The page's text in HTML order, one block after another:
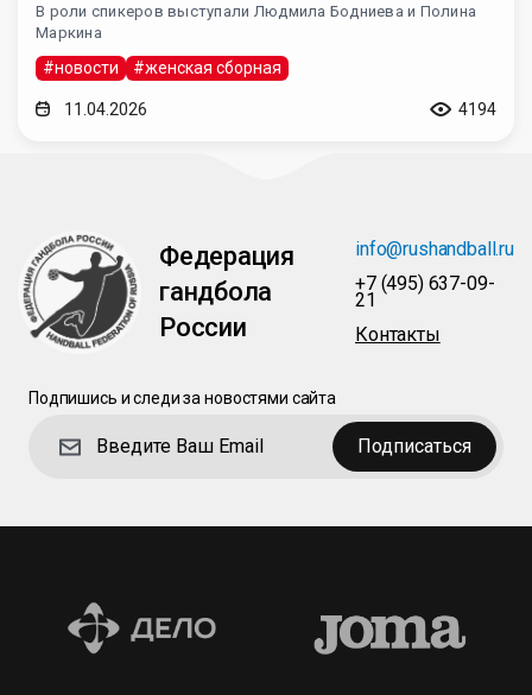
В роли спикеров выступали Людмила Бодниева и Полина
Маркина
#новости #женская сборная
11.04.2026 4194
Федерация
гандбола
России
info@rushandball.ru
+7 (495) 637-09-
21
Контакты
Подпишись и следи за новостями сайта
Подписаться